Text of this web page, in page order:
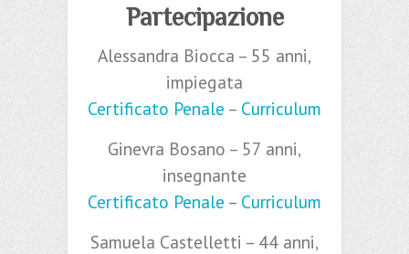
Partecipazione
Alessandra Biocca – 55 anni,
impiegata
Certificato Penale – Curriculum
Ginevra Bosano – 57 anni,
insegnante
Certificato Penale – Curriculum
Samuela Castelletti – 44 anni,